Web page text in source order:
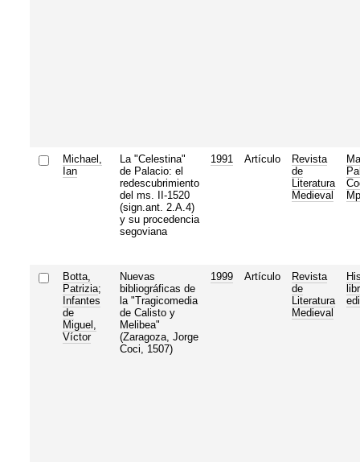
Michael,
Ian
La "Celestina"
de Palacio: el
redescubrimiento
del ms. II-1520
(sign.ant. 2.A.4)
y su procedencia
segoviana
1991 Artículo
Revista
de
Literatura
Medieval
Mp
Botta,
Patrizia;
Infantes
de
Miguel,
Víctor
Nuevas
bibliográficas de
la "Tragicomedia
de Calisto y
Melibea"
(Zaragoza, Jorge
Coci, 1507)
1999 Artículo
Revista
de
Literatura
Medieval